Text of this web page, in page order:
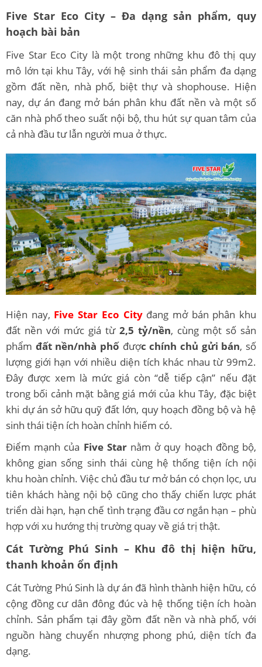
Five Star Eco City – Đa dạng sản phẩm, quy
hoạch bài bản
Five Star Eco City là một trong những khu đô thị quy
mô lớn tại khu Tây, với hệ sinh thái sản phẩm đa dạng
gồm đất nền, nhà phố, biệt thự và shophouse. Hiện
nay, dự án đang mở bán phân khu đất nền và một số
căn nhà phố theo suất nội bộ, thu hút sự quan tâm của
cả nhà đầu tư lẫn người mua ở thực.
Hiện nay, Five Star Eco City đang mở bán phân khu
đất nền với mức giá từ 2,5 tỷ/nền, cùng một số sản
phẩm đất nền/nhà phố được chính chủ gửi bán, số
lượng giới hạn với nhiều diện tích khác nhau từ 99m2.
Đây được xem là mức giá còn “dễ tiếp cận” nếu đặt
trong bối cảnh mặt bằng giá mới của khu Tây, đặc biệt
khi dự án sở hữu quỹ đất lớn, quy hoạch đồng bộ và hệ
sinh thái tiện ích hoàn chỉnh hiếm có.
Điểm mạnh của Five Starnằm ở quy hoạch đồng bộ,
không gian sống sinh thái cùng hệ thống tiện ích nội
khu hoàn chỉnh. Việc chủ đầu tư mở bán có chọn lọc, ưu
tiên khách hàng nội bộ cũng cho thấy chiến lược phát
triển dài hạn, hạn chế tình trạng đầu cơ ngắn hạn – phù
hợp với xu hướng thị trường quay về giá trị thật.
Cát Tường Phú Sinh – Khu đô thị hiện hữu,
thanh khoản ổn định
Cát Tường Phú Sinh là dự án đã hình thành hiện hữu, có
cộng đồng cư dân đông đúc và hệ thống tiện ích hoàn
chỉnh. Sản phẩm tại đây gồm đất nền và nhà phố, với
nguồn hàng chuyển nhượng phong phú, diện tích đa
dạng.